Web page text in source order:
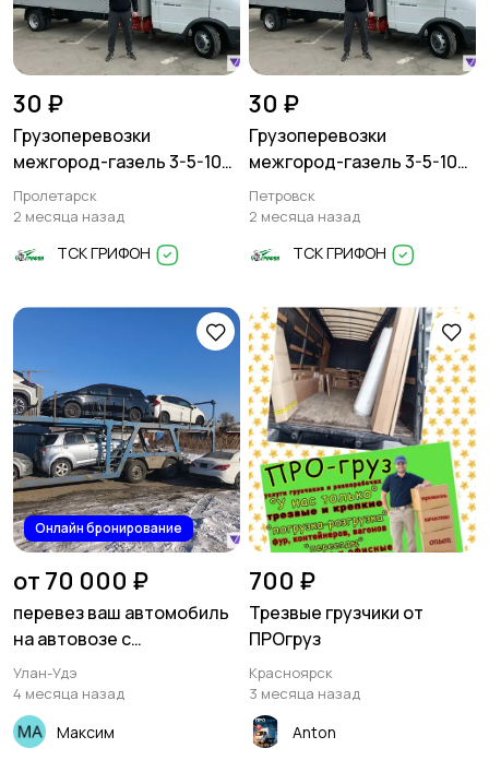
30 ₽
Грузоперевозки
межгород-газель 3-5-10
тонн
Пролетарск
2 месяца назад
ТСК ГРИФОН
30 ₽
Грузоперевозки
межгород-газель 3-5-10
тонн
Петровск
2 месяца назад
ТСК ГРИФОН
Онлайн бронирование
от 70 000 ₽
перевез ваш автомобиль
на автовозе с
владивостока
Улан-Удэ
4 месяца назад
Максим
700 ₽
Трезвые грузчики от
ПРОгруз
Красноярск
3 месяца назад
Anton